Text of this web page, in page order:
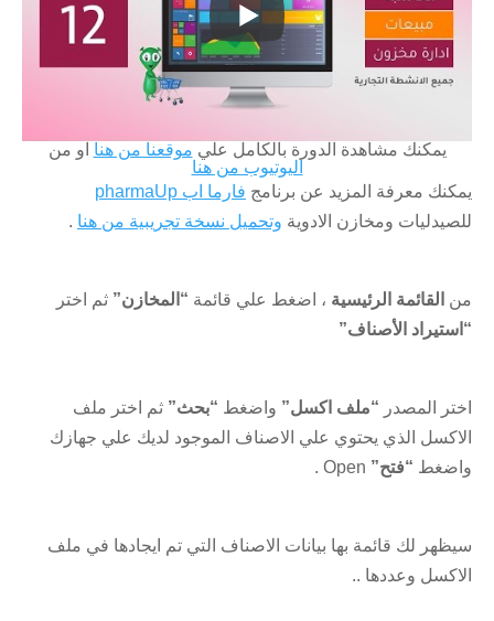
يمكنك مشاهدة الدورة بالكامل علي موقعنا من هنا او من
اليوتيوب من هنا
يمكنك معرفة المزيد عن برنامج فارما اب pharmaUp
للصيدليات ومخازن الادوية وتحميل نسخة تجريبية من هنا .
من القائمة الرئيسية ، اضغط علي قائمة “المخازن” ثم اختر
“استيراد الأصناف”
اختر المصدر “ملف اكسل” واضغط “بحث” ثم اختر ملف
الاكسل الذي يحتوي علي الاصناف الموجود لديك علي جهازك
واضغط “فتح”
سيظهر لك قائمة بها بيانات الاصناف التي تم ايجادها في ملف
الاكسل وعددها ..